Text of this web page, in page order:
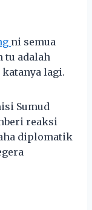
ni semua
tu adalah
katanya lagi.
Sumud
reaksi
diplomatik